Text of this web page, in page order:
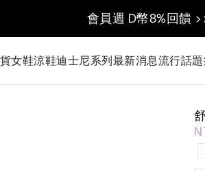
會員週 D幣8%回饋
女鞋涼鞋迪士尼系列最新消息流行話題